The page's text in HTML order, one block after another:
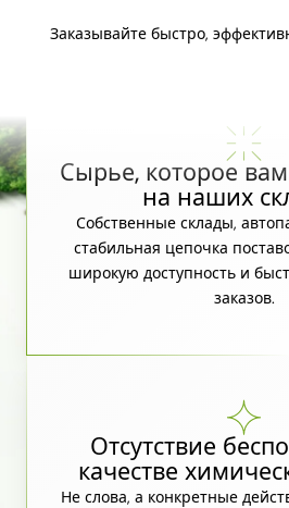
Заказывайте быстро,
Сырье, которое
на наших
Собственные склады,
стабильная цепочка
широкую доступность и
заказов.
Отсутствие
качестве
Не слова, а конкретные